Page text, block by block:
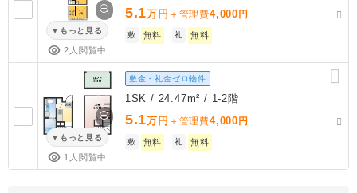
もっと見る
2人閲覧中
5.1万円 ＋管理費4,000 円
敷 無料 礼 無料
もっと見る
1人閲覧中
敷金・礼金ゼロ物件
1SK / 24.47m² / 1-2階
5.1万円 ＋管理費4,000 円
敷 無料 礼 無料